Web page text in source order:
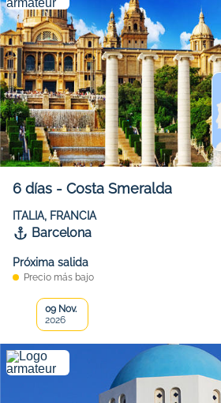
6 días - Costa Smeralda
ITALIA, FRANCIA
Barcelona
Próxima salida
Precio más bajo
09 Nov.
2026